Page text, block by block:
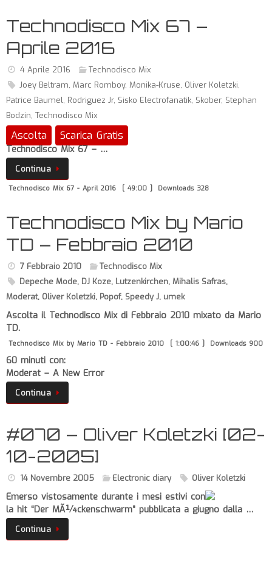
Technodisco Mix 67 –
Aprile 2016
4 Aprile 2016
Technodisco Mix
Joey Beltram, Marc Romboy, Monika-Kruse, Oliver Koletzki,
Patrice Baumel, Rodriguez Jr, Sisko Electrofanatik, Skober, Stephan
Bodzin, Technodisco Mix
Ascolta Scarica Gratis
Technodisco Mix 67 – …
Continua
Technodisco Mix 67 - April 2016 [ 49:00 ] Downloads 328
Technodisco Mix by Mario
TD – Febbraio 2010
7 Febbraio 2010
Technodisco Mix
Depeche Mode, DJ Koze, Lutzenkirchen, Mihalis Safras,
Moderat, Oliver Koletzki, Popof, Speedy J, umek
Ascolta il Technodisco Mix di Febbraio 2010 mixato da Mario
TD.
Technodisco Mix by Mario TD - Febbraio 2010 [ 1:00:46 ] Downloads 900
60 minuti con:
Moderat – A New Error
Continua
#070 – Oliver Koletzki [02-
10-2005]
14 Novembre 2005 Electronic diary Oliver Koletzki
Emerso vistosamente durante i mesi estivi con
la hit “Der MÃ¼ckenschwarm” pubblicata a giugno dalla …
Continua